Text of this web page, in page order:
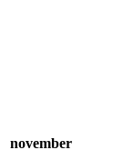
november